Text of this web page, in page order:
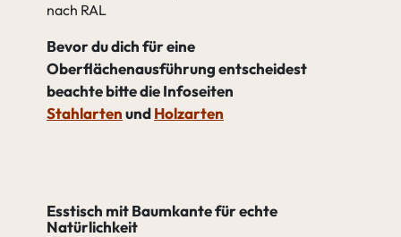
nach RAL
Bevor du dich für eine
Oberflächenausführung entscheidest
beachte bitte die Infoseiten
StahlartenundHolzarten
Esstisch mit Baumkante für echte
Natürlichkeit